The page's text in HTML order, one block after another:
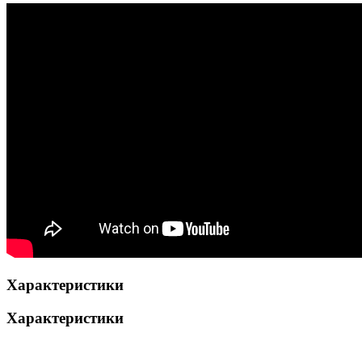
Характеристики
Характеристики